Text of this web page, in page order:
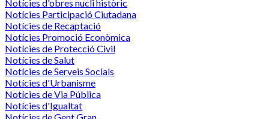
Notícies d'obres nucli històric
Notícies Participació Ciutadana
Notícies de Recaptació
Notícies Promoció Econòmica
Notícies de Protecció Civil
Notícies de Salut
Notícies de Serveis Socials
Notícies d'Urbanisme
Notícies de Via Pública
Notícies d'Igualtat